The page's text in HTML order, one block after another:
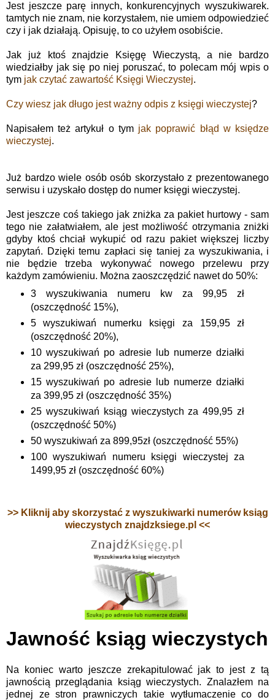
Jest jeszcze parę innych, konkurencyjnych wyszukiwarek.
tamtych nie znam, nie korzystałem, nie umiem odpowiedzieć
czy i jak działają. Opisuję, to co użyłem osobiście.
Jak już ktoś znajdzie Księgę Wieczystą, a nie bardzo
wiedziałby jak się po niej poruszać, to polecam mój wpis o
tym jak czytać zawartość Księgi Wieczystej.
Czy wiesz jak długo jest ważny odpis z księgi wieczystej?
Napisałem też artykuł o tym jak poprawić błąd w księdze
wieczystej.
Już bardzo wiele osób osób skorzystało z prezentowanego
serwisu i uzyskało dostęp do numer księgi wieczystej.
Jest jeszcze coś takiego jak zniżka za pakiet hurtowy - sam
tego nie załatwiałem, ale jest możliwość otrzymania zniżki
gdyby ktoś chciał wykupić od razu pakiet większej liczby
zapytań. Dzięki temu zapłaci się taniej za wyszukiwania, i
nie będzie trzeba wykonywać nowego przelewu przy
każdym zamówieniu. Można zaoszczędzić nawet do 50%:
3 wyszukiwania numeru kw za 99,95 zł
(oszczędność 15%),
5 wyszukiwań numerku księgi za 159,95 zł
(oszczędność 20%),
10 wyszukiwań po adresie lub numerze działki
za 299,95 zł (oszczędność 25%),
15 wyszukiwań po adresie lub numerze działki
za 399,95 zł (oszczędność 35%)
25 wyszukiwań ksiąg wieczystych za 499,95 zł
(oszczędność 50%)
50 wyszukiwań za 899,95zł (oszczędność 55%)
100 wyszukiwań numeru księgi wieczystej za
1499,95 zł (oszczędność 60%)
>> Kliknij aby skorzystać z wyszukiwarki numerów ksiąg
wieczystych znajdzksiege.pl <<
Jawność ksiąg wieczystych
Na koniec warto jeszcze zrekapitulować jak to jest z tą
jawnością przeglądania ksiąg wieczystych. Znalazłem na
jednej ze stron prawniczych takie wytłumaczenie co do